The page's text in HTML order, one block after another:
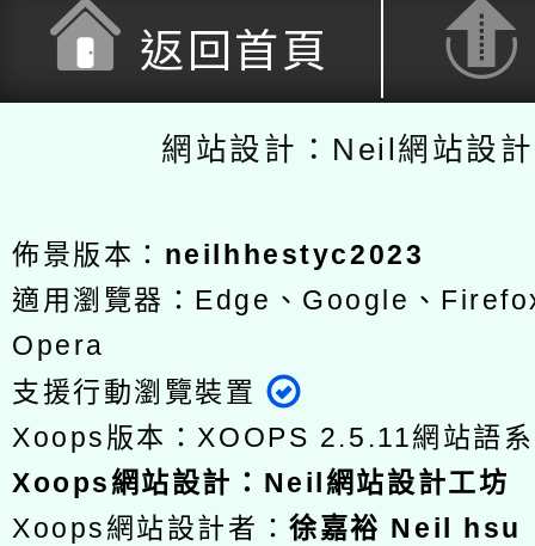
返回首頁
網站設計：Neil網站設
佈景版本： neilhhestyc2023
適用瀏覽器：Edge、Google、
Opera
支援行動瀏覽裝置
Xoops版本： XOOPS 2.5.11網站語
Xoops網站設計 ： Neil網站設計工坊
Xoops網站設計者：徐嘉裕 Neil hsu